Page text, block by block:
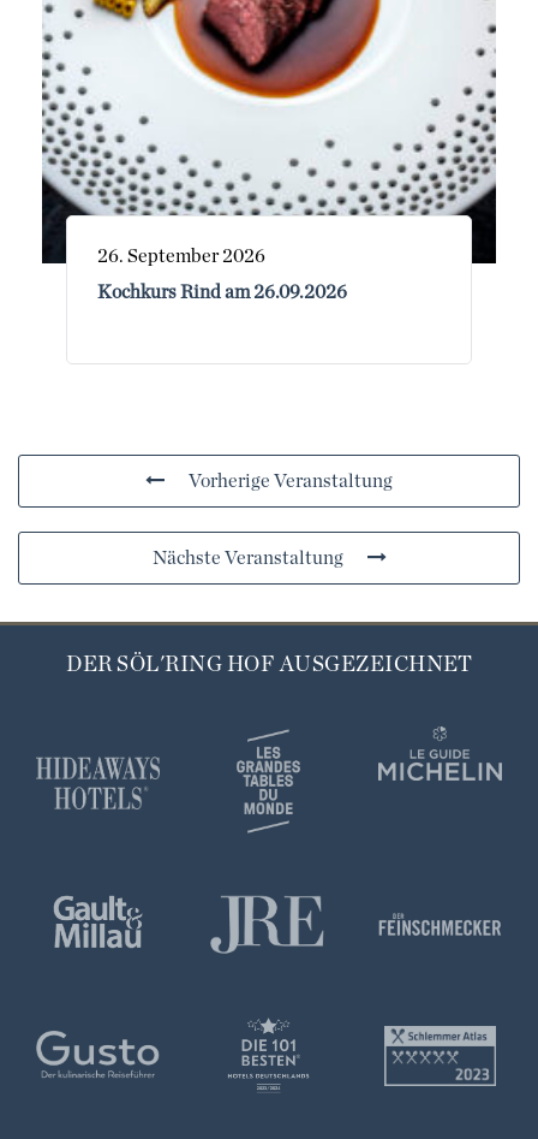
26. September 2026
Kochkurs Rind am 26.09.2026
Vorherige Veranstaltung
Nächste Veranstaltung
DER SÖL'RING HOF AUSGEZEICHNET